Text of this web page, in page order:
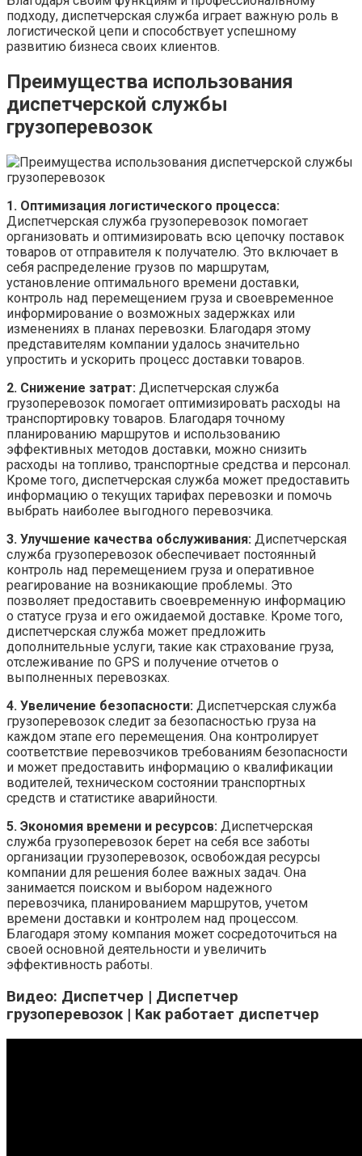
подходу, диспетчерская служба играет важную роль в
логистической цепи и способствует успешному
развитию бизнеса своих клиентов.
Преимущества использования
диспетчерской службы
грузоперевозок
1. Оптимизация логистического процесса:
Диспетчерская служба грузоперевозок помогает
организовать и оптимизировать всю цепочку поставок
товаров от отправителя к получателю. Это включает в
себя распределение грузов по маршрутам,
установление оптимального времени доставки,
контроль над перемещением груза и своевременное
информирование о возможных задержках или
изменениях в планах перевозки. Благодаря этому
представителям компании удалось значительно
упростить и ускорить процесс доставки товаров.
2. Снижение затрат: Диспетчерская служба
грузоперевозок помогает оптимизировать расходы на
транспортировку товаров. Благодаря точному
планированию маршрутов и использованию
эффективных методов доставки, можно снизить
расходы на топливо, транспортные средства и персонал.
Кроме того, диспетчерская служба может предоставить
информацию о текущих тарифах перевозки и помочь
выбрать наиболее выгодного перевозчика.
3. Улучшение качества обслуживания: Диспетчерская
служба грузоперевозок обеспечивает постоянный
контроль над перемещением груза и оперативное
реагирование на возникающие проблемы. Это
позволяет предоставить своевременную информацию
о статусе груза и его ожидаемой доставке. Кроме того,
диспетчерская служба может предложить
дополнительные услуги, такие как страхование груза,
отслеживание по GPS и получение отчетов о
выполненных перевозках.
4. Увеличение безопасности: Диспетчерская служба
грузоперевозок следит за безопасностью груза на
каждом этапе его перемещения. Она контролирует
соответствие перевозчиков требованиям безопасности
и может предоставить информацию о квалификации
водителей, техническом состоянии транспортных
средств и статистике аварийности.
5. Экономия времени и ресурсов: Диспетчерская
служба грузоперевозок берет на себя все заботы
организации грузоперевозок, освобождая ресурсы
компании для решения более важных задач. Она
занимается поиском и выбором надежного
перевозчика, планированием маршрутов, учетом
времени доставки и контролем над процессом.
Благодаря этому компания может сосредоточиться на
своей основной деятельности и увеличить
эффективность работы.
Видео: Диспетчер | Диспетчер
грузоперевозок | Как работает диспетчер